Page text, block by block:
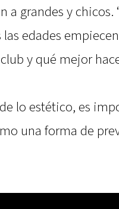
a grandes y chicos.
edades
y qué mejor
lo estético, es
una forma de